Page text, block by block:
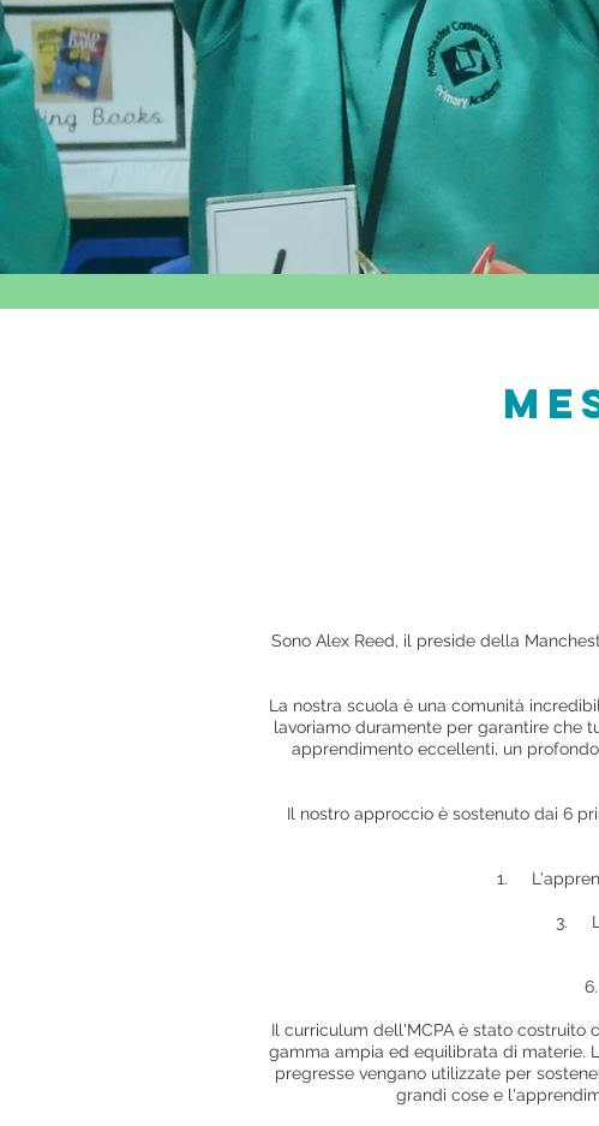
Sono Alex Reed, il preside della
La nostra scuola è una comunità
lavoriamo duramente per garantire che
apprendimento eccellenti, un
Il nostro approccio è sostenuto dai 6
1.
3.
6.
Il curriculum dell'MCPA è stato costruito
gamma ampia ed equilibrata di materie.
pregresse vengano utilizzate per
grandi cose e